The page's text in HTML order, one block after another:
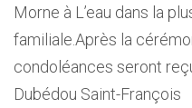
Morne à L’eau dans la
familiale.Après la
condoléances seront
Dubédou Saint-François